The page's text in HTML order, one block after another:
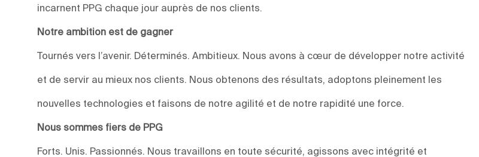
incarnent PPG chaque jour auprès de nos clients.
Notre ambition est de gagner
Tournés vers l’avenir. Déterminés. Ambitieux. Nous avons à cœur de développer notre activité
et de servir au mieux nos clients. Nous obtenons des résultats, adoptons pleinement les
nouvelles technologies et faisons de notre agilité et de notre rapidité une force.
Nous sommes fiers de PPG
Forts. Unis. Passionnés. Nous travaillons en toute sécurité, agissons avec intégrité et